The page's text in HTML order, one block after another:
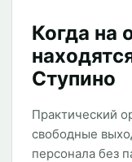
Когда на
Ступино
Практический
свободные
персонала без